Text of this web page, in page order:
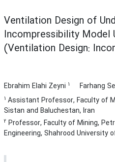
Ventilation Design of
Incompressibility Model
(Ventilation Design:
Ebrahim Elahi Zeyni 1 Farhang
1 Assistant Professor, Faculty of
Sistan and Baluchestan, Iran
2 Professor, Faculty of Mining,
Engineering, Shahrood University